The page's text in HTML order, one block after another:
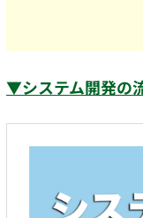
▼システム開発の